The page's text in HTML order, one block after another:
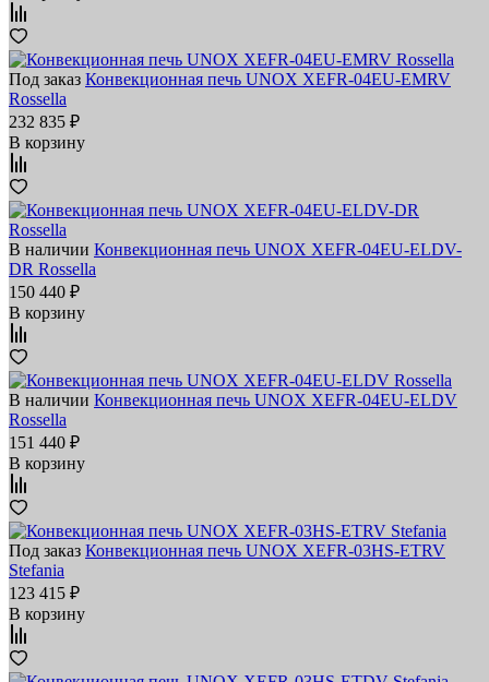
Под заказ Конвекционная печь UNOX XEFR-04EU-EMRV
Rossella
232 835 ₽
В корзину
В наличии Конвекционная печь UNOX XEFR-04EU-ELDV-
DR Rossella
150 440 ₽
В корзину
В наличии Конвекционная печь UNOX XEFR-04EU-ELDV
Rossella
151 440 ₽
В корзину
Под заказ Конвекционная печь UNOX XEFR-03HS-ETRV
Stefania
123 415 ₽
В корзину